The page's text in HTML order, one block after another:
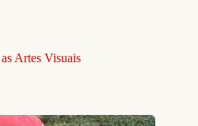
Artes Visuais